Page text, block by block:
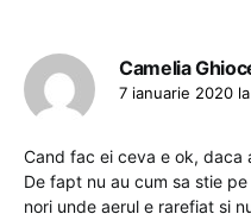
Camelia
7 ianuarie 2020
Cand fac ei ceva e ok, daca
De fapt nu au cum sa stie
nori unde aerul e rarefiat si